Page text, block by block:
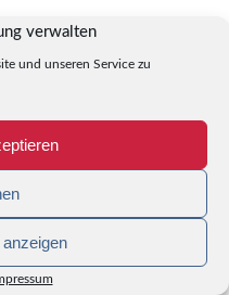
verwalten
und unseren Service zu